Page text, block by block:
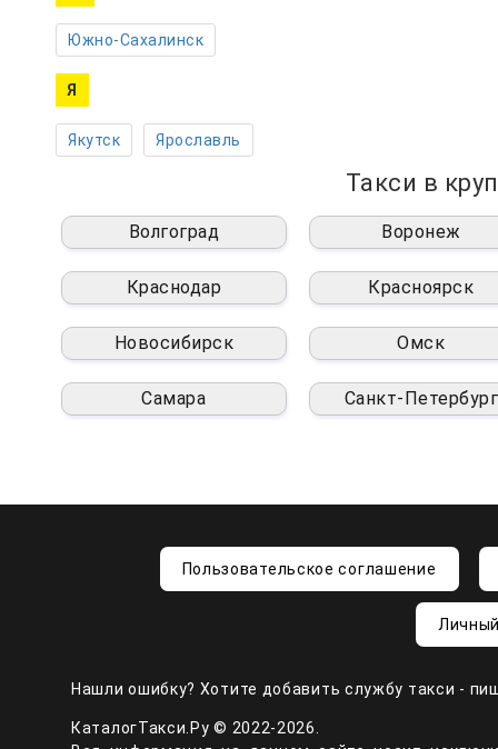
Южно-Сахалинск
Я
Якутск Ярославль
Такси в
Волгоград Воронеж
Краснодар Красноярск
Новосибирск Омск
Самара Санкт-Петербург
Пользовательское соглашение
Нашли ошибку? Хотите добавить службу такси -
КаталогТакси.Ру © 2022-2026.